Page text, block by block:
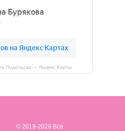
Подольска — Яндекс Карты
© 2019-2026 Все